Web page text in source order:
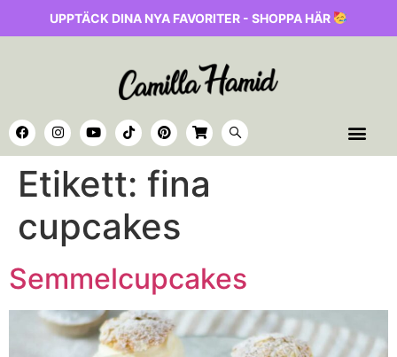
UPPTÄCK DINA NYA FAVORITER - SHOPPA HÄR
Etikett: fina
cupcakes
Semmelcupcakes